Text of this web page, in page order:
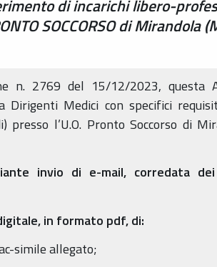
di incarichi libero-
SOCCORSO di Mirandola
n. 2769 del 15/12/2023,
Medici con specifici
presso l’U.O. Pronto Soccorso di
invio di e-mail, corredata
in formato pdf, di:
simile allegato;